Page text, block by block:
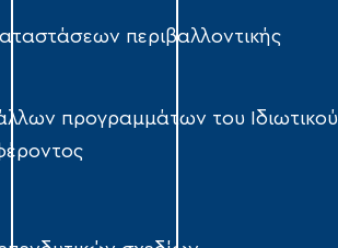
περιβαλλοντικής
προγραμμάτων του Ιδιωτικού